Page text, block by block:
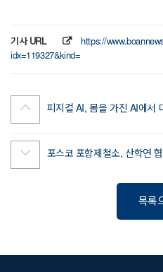
기사 URL
https://
idx=119327&kind=
피지컬 AI, 몸을 가진 AI에서
포스코 포항제철소, 산학연
목록